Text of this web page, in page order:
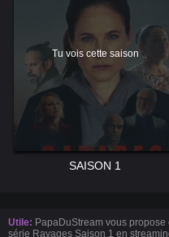
Tu vois cette saison
SAISON 1
Utile: PapaDuStream vous
série Ravages Saison 1 en